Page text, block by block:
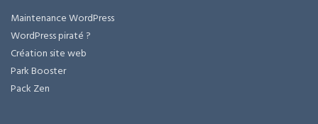
Maintenance WordPress
WordPress piraté ?
Création site web
Park Booster
Pack Zen